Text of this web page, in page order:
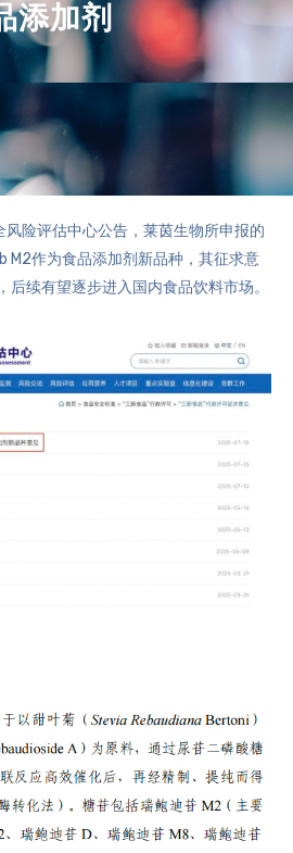
添加剂
险评估中心公告，莱茵生物所申报的
M2作为食品添加剂新品种，其征求意
后续有望逐步进入国内食品饮料市场。